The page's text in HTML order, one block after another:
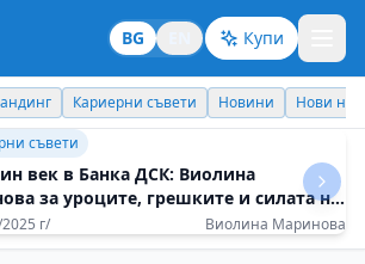
BG Купи
Новини Нови назначения Днес празнува
границите
ме правят по-гъвкава и по-
към новото
г/ Полина Тоскова